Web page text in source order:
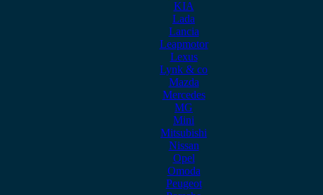
KIA
Lada
Lancia
Leapmotor
Lexus
Lynk & co
Mazda
Mercedes
MG
Mini
Mitsubishi
Nissan
Opel
Omoda
Peugeot